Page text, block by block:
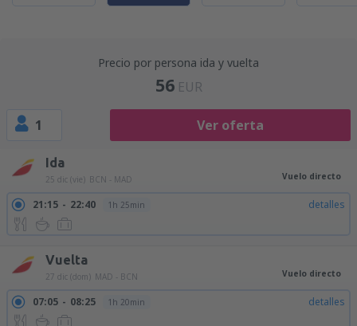
Precio por persona ida y vuelta
56 EUR
1 Ver oferta
Ida
25 dic (vie) BCN - MAD Vuelo directo
21:15 22:40 1h 25min detalles
Vuelta
27 dic (dom) MAD - BCN Vuelo directo
07:05 08:25 1h 20min detalles